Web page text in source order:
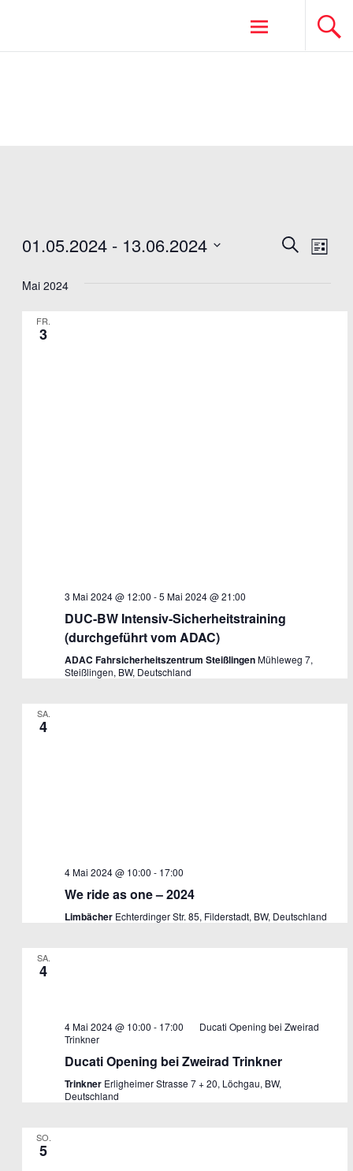
SucheListe
01.05.2024 - 13.06.2024
wählen.
Mai 2024
FR.
3
3 Mai 2024 @ 12:00 -5 Mai 2024 @ 21:00
DUC-BW Intensiv-Sicherheitstraining
(durchgeführt vom ADAC)
ADAC Fahrsicherheitszentrum SteißlingenMühleweg 7,
Steißlingen, BW, Deutschland
SA.
4
4 Mai 2024 @ 10:00 - 17:00
We ride as one – 2024
Limbächer Echterdinger Str. 85, Filderstadt, BW, Deutschland
SA.
4
4 Mai 2024 @ 10:00 - 17:00
Ducati Opening bei Zweirad
Trinkner
Ducati Opening bei Zweirad Trinkner
Trinkner Erligheimer Strasse 7 + 20, Löchgau, BW,
Deutschland
SO.
5